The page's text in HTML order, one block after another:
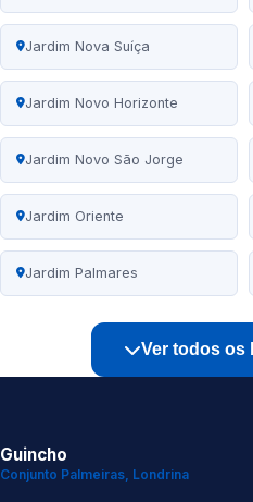
Jardim Nova Suíça
Jardim Novo Horizonte
Jardim Novo São Jorge
Jardim Oriente
Jardim Palmares
Ver todos os
Guincho
Conjunto Palmeiras, Londrina